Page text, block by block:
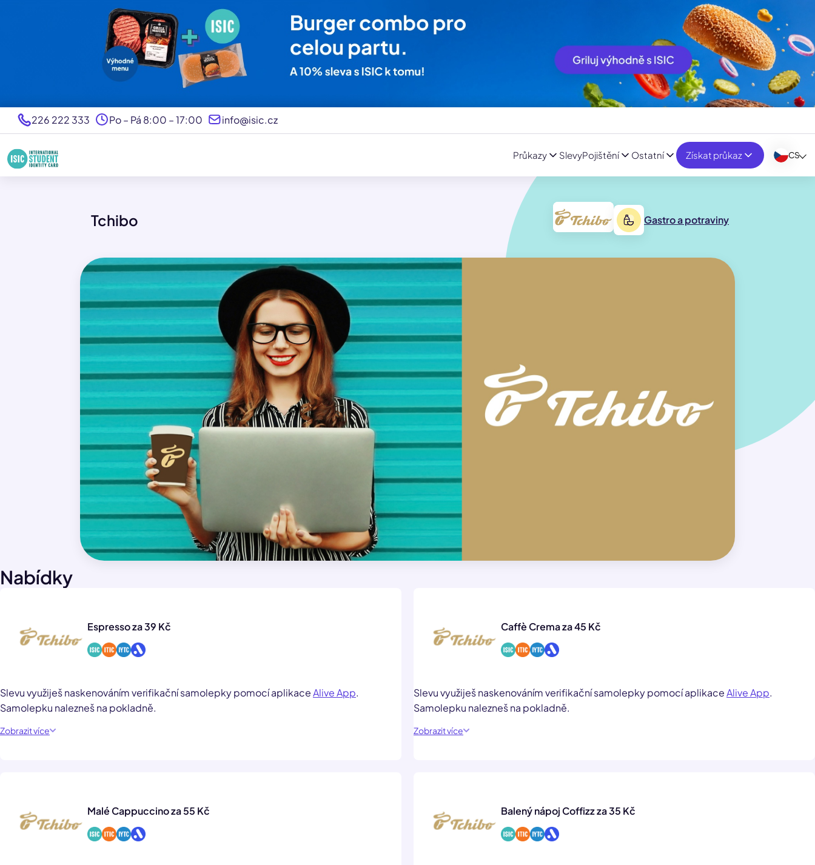
Průkazy SlevyPojištění Získat průkaz
Ostatní CS
226 222 333 Po – Pá 8:00 – 17:00 info@isic.cz
Gastro a potraviny
Tchibo
Nabídky
Espresso za 39 Kč
Slevu využiješ naskenováním verifikační samolepky pomocí aplikaceAlive App.
Samolepku nalezneš na pokladně.
Zobrazit více
Caffè Crema za 45 Kč
Slevu využiješ naskenováním verifikační samolepky pomocí aplikaceAlive App.
Samolepku nalezneš na pokladně.
Zobrazit více
Malé Cappuccino za 55 Kč Balený nápoj Coffizz za 35 Kč